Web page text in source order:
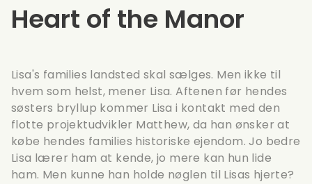
Heart of the Manor
Lisa's families landsted skal sælges. Men ikke til
hvem som helst, mener Lisa. Aftenen før hendes
søsters bryllup kommer Lisa i kontakt med den
flotte projektudvikler Matthew, da han ønsker at
købe hendes families historiske ejendom. Jo bedre
Lisa lærer ham at kende, jo mere kan hun lide
ham. Men kunne han holde nøglen til Lisas hjerte?